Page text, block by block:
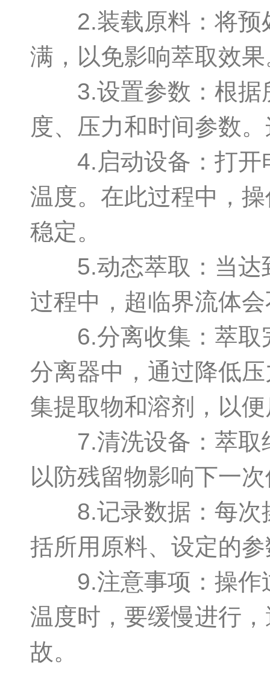
2.装载原料：将预
满，以免影响萃取效
3.设置参数：根据
度、压力和时间参数
4.启动设备：打开
温度。在此过程中，
稳定。
5.动态萃取：当达
过程中，超临界流体
6.分离收集：萃取
分离器中，通过降低
集提取物和溶剂，以
7.清洗设备：萃取
以防残留物影响下一
8.记录数据：每次
括所用原料、设定的
9.注意事项：操作
温度时，要缓慢进行
故。